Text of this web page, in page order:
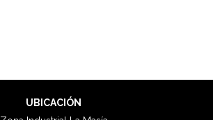
UBICACIÓN